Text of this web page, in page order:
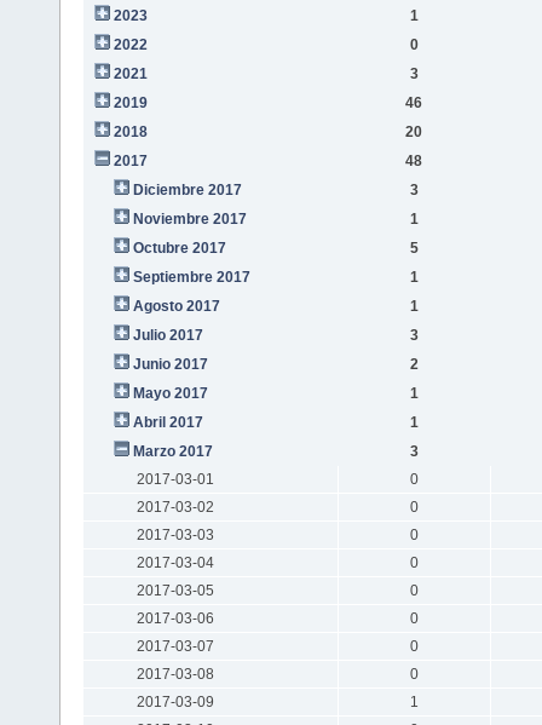
2023
1
2022
0
2021
3
2019
46
2018
20
2017
48
Diciembre 2017
3
Noviembre 2017
1
Octubre 2017
5
Septiembre 2017
1
Agosto 2017
1
Julio 2017
3
Junio 2017
2
Mayo 2017
1
Abril 2017
1
Marzo 2017
3
2017-03-01
0
2017-03-02
0
2017-03-03
0
2017-03-04
0
2017-03-05
0
2017-03-06
0
2017-03-07
0
2017-03-08
0
2017-03-09
1